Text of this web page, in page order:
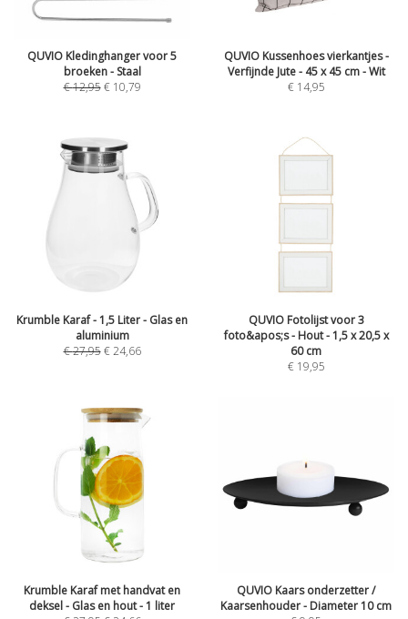
QUVIO Kledinghanger voor 5
broeken - Staal
€12,95 € 10,79
QUVIO Kussenhoes vierkantjes -
Verfijnde Jute - 45 x 45 cm - Wit
€ 14,95
Krumble Karaf - 1,5 Liter - Glas en
aluminium
€27,95 €24,66
QUVIO Fotolijst voor 3
foto&apos;s - Hout - 1,5 x 20,5 x
60 cm
€ 19,95
Krumble Karaf met handvat en
deksel - Glas en hout - 1 liter
QUVIO Kaars onderzetter /
Kaarsenhouder - Diameter 10 cm